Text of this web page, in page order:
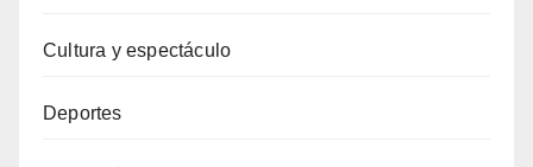
Cultura y espectáculo
Deportes